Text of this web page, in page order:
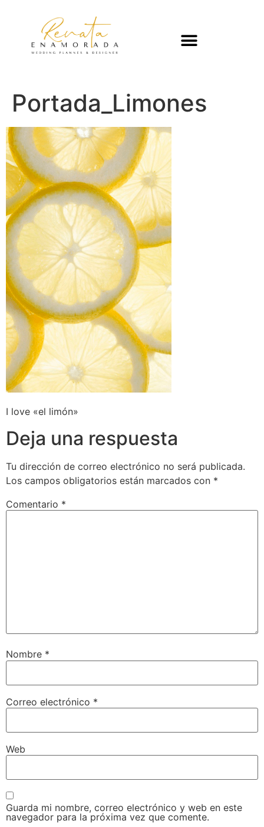
Portada_Limones
I love «el limón»
Deja una respuesta
Tu dirección de correo electrónico no será publicada.
Los campos obligatorios están marcados con *
Comentario *
Nombre *
Correo electrónico *
Web
Guarda mi nombre, correo electrónico y web en este
navegador para la próxima vez que comente.